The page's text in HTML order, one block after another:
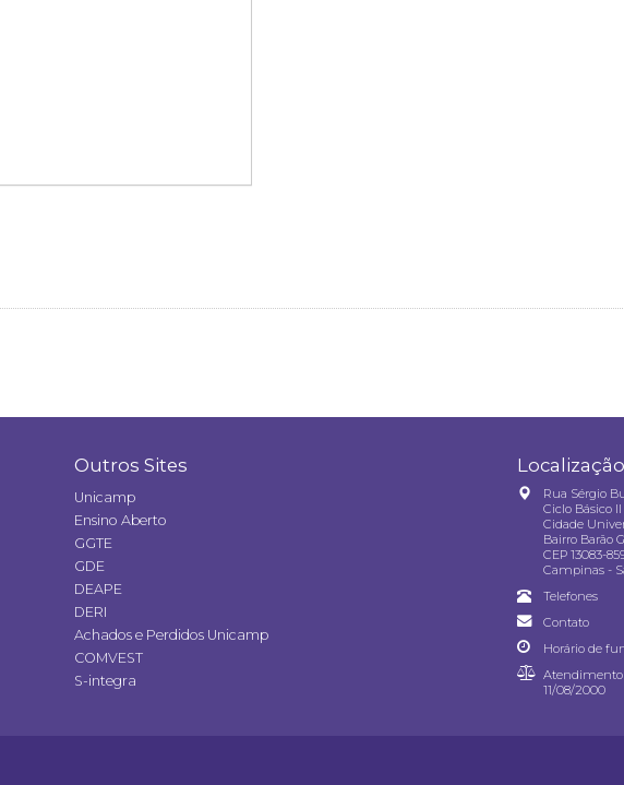
Outros Sites
Unicamp
Ensino Aberto
GGTE
GDE
DEAPE
DERI
Achados e Perdidos Unicamp
COMVEST
S-integra
Rua Sérgio
Ciclo Básico II
Cidade
Bairro Barão
CEP 13083-
Campinas -
Telefones
Contato
Horário de
Atendimento
11/08/2000